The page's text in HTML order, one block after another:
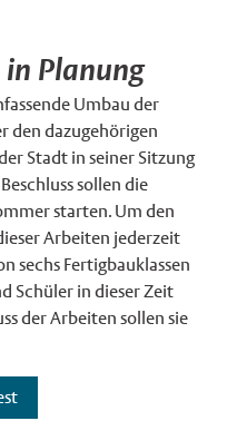
Planung
Umbau der
den dazugehörigen
Stadt in seiner Sitzung
sollen die
starten. Um den
Arbeiten jederzeit
sechs Fertigbauklassen
Schüler in dieser Zeit
der Arbeiten sollen sie